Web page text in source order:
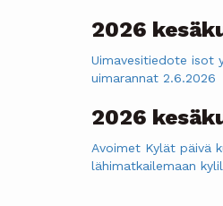
2026
Uimavesitiedote isot
uimarannat 2.6.2026
2026
Avoimet Kylät päivä
lähimatkailemaan